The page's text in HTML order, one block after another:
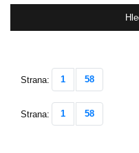
Strana: 1 58
Strana: 1 58